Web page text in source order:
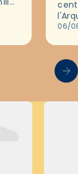
les
06/